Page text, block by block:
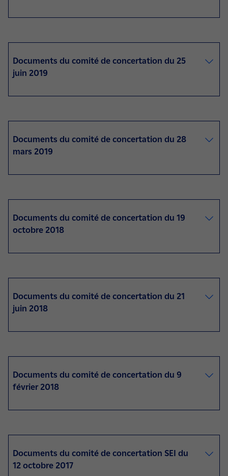
Documents du comité de concertation du 25
juin 2019
Documents du comité de concertation du 28
mars 2019
Documents du comité de concertation du 19
octobre 2018
Documents du comité de concertation du 21
juin 2018
Documents du comité de concertation du 9
février 2018
Documents du comité de concertation SEI du
12 octobre 2017